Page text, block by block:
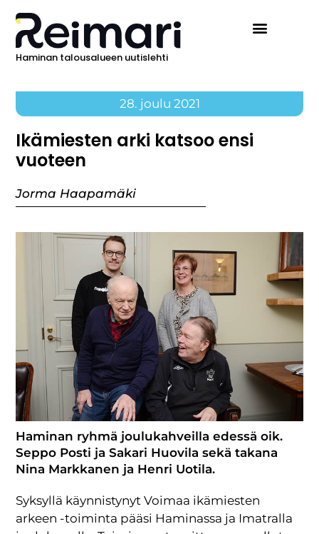
Haminan talousalueen uutislehti
28. joulu 2021
Ikämiesten arki katsoo ensi
vuoteen
Jorma Haapamäki
Haminan ryhmä joulukahveilla edessä oik.
Seppo Posti ja Sakari Huovila sekä takana
Nina Markkanen ja Henri Uotila.
Syksyllä käynnistynyt Voimaa ikämiesten
arkeen -toiminta pääsi Haminassa ja Imatralla